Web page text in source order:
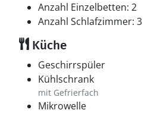
Anzahl Einzelbetten: 2
Anzahl Schlafzimmer: 3
Küche
Geschirrspüler
Kühlschrank
mit Gefrierfach
Mikrowelle